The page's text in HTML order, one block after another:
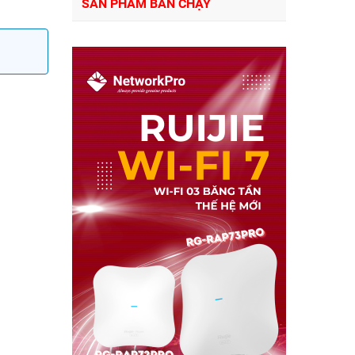
SẢN PHẨM BÁN CHẠY